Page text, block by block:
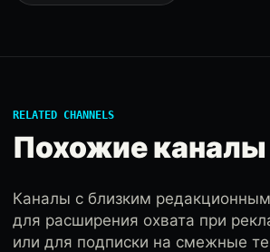
RELATED CHANNELS
Похожие каналы
Каналы с близким
для расширения охвата при
или для подписки на смежные